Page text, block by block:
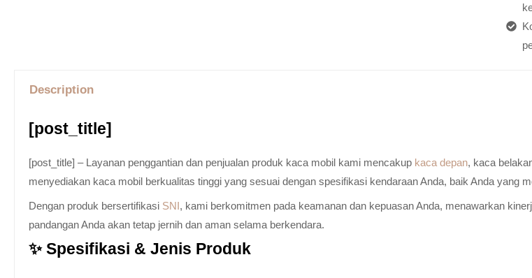
Description
[post_title]
[post_title] – Layanan penggantian dan penjualan produk kaca mobil kami mencakup kaca depan, kaca
menyediakan kaca mobil berkualitas tinggi yang sesuai dengan spesifikasi kendaraan Anda, baik Anda yang
Dengan produk bersertifikasi SNI, kami berkomitmen pada keamanan dan kepuasan Anda, menawarkan
pandangan Anda akan tetap jernih dan aman selama berkendara.
✨ Spesifikasi & Jenis Produk